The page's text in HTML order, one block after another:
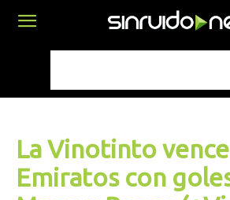
La Vinotinto
Emiratos con